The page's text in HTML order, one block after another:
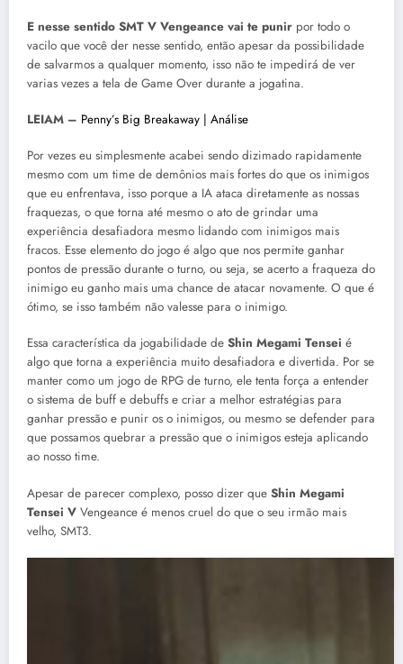
E nesse sentido SMT V Vengeance vai te punir por todo o
vacilo que você der nesse sentido, então apesar da possibilidade
de salvarmos a qualquer momento, isso não te impedirá de ver
varias vezes a tela de Game Over durante a jogatina.
LEIAM – Penny’s Big Breakaway | Análise
Por vezes eu simplesmente acabei sendo dizimado rapidamente
mesmo com um time de demônios mais fortes do que os inimigos
que eu enfrentava, isso porque a IA ataca diretamente as nossas
fraquezas, o que torna até mesmo o ato de grindar uma
experiência desafiadora mesmo lidando com inimigos mais
fracos. Esse elemento do jogo é algo que nos permite ganhar
pontos de pressão durante o turno, ou seja, se acerto a fraqueza do
inimigo eu ganho mais uma chance de atacar novamente. O que é
ótimo, se isso também não valesse para o inimigo.
Essa característica da jogabilidade de Shin Megami Tensei é
algo que torna a experiência muito desafiadora e divertida. Por se
manter como um jogo de RPG de turno, ele tenta força a entender
o sistema de buff e debuffs e criar a melhor estratégias para
ganhar pressão e punir os o inimigos, ou mesmo se defender para
que possamos quebrar a pressão que o inimigos esteja aplicando
ao nosso time.
Apesar de parecer complexo, posso dizer que Shin Megami
Tensei V Vengeance é menos cruel do que o seu irmão mais
velho, SMT3.